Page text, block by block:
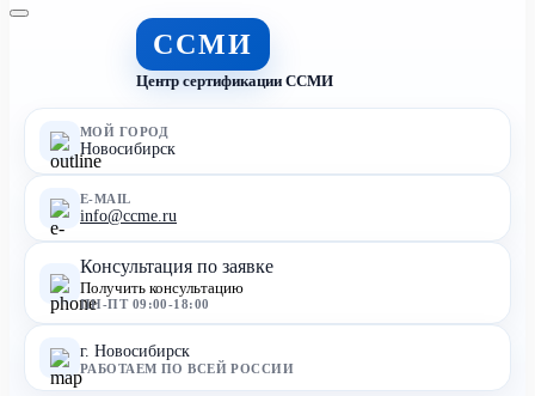
ССМИ
Центр сертификации ССМИ
МОЙ ГОРОД
Новосибирск
E-MAIL
info@ccme.ru
Консультация по заявке
Получить консультацию
ПН-ПТ 09:00-18:00
г. Новосибирск
РАБОТАЕМ ПО ВСЕЙ РОССИИ